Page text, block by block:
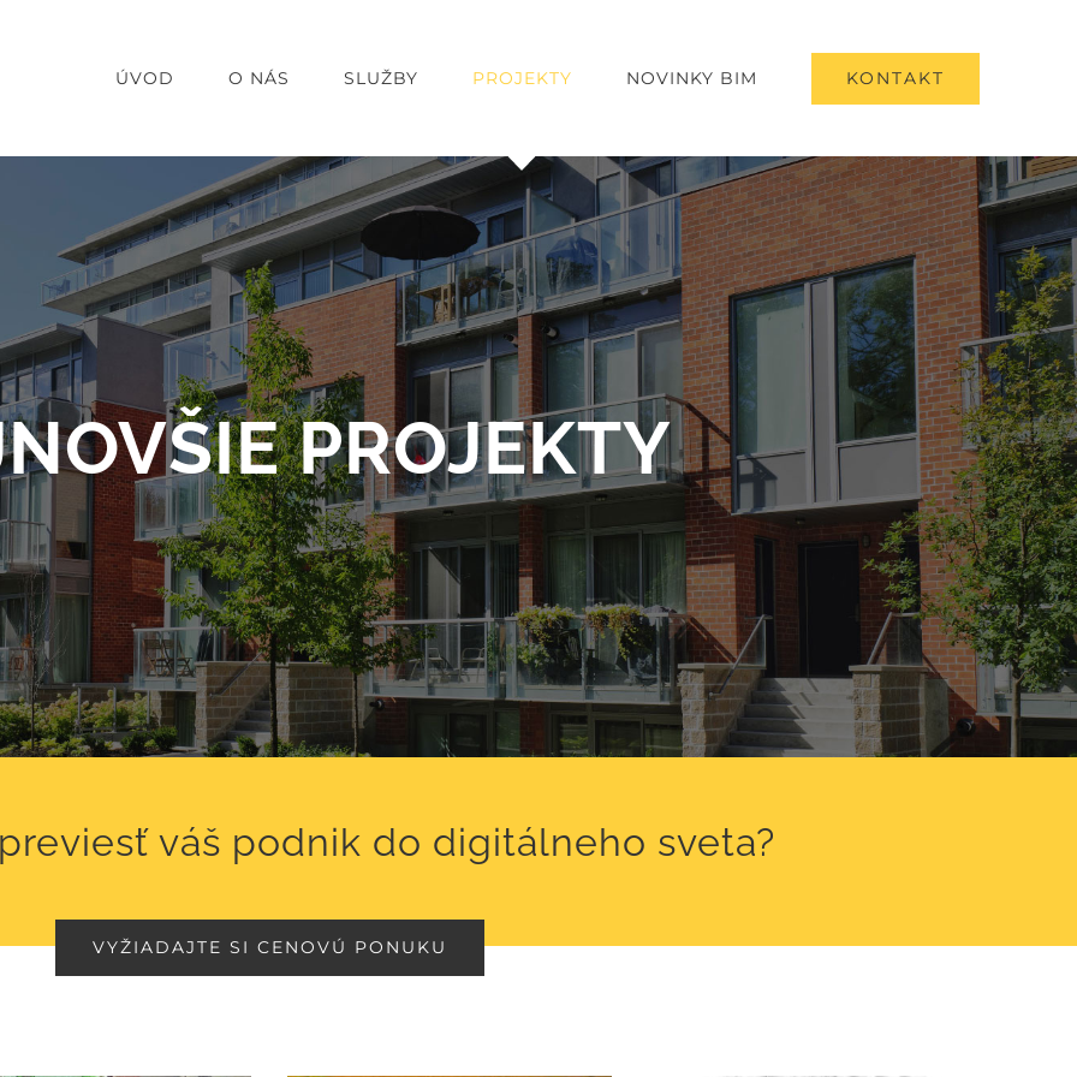
ÚVOD O NÁS SLUŽBY PROJEKTY NOVINKY BIM KONTAKT
PROJEKTY
váš podnik do digitálneho sveta?
VYŽIADAJTE SI CENOVÚ PONUKU